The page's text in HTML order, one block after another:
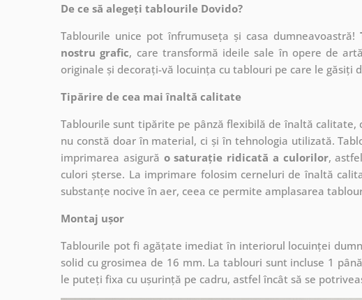
De ce să alegeți tablourile Dovido?
Tablourile unice pot înfrumuseța și casa dumneavoastră!
nostru grafic, care transformă ideile sale în opere de
originale și decorați-vă locuința cu tablouri pe care le găsiți
Tipărire de cea mai înaltă calitate
Tablourile sunt tipărite pe pânză flexibilă de înaltă calitate,
nu constă doar în material, ci și în tehnologia utilizată.
imprimarea asigură o saturație ridicată a culorilor,
culori șterse. La imprimare folosim cerneluri de înaltă
substanțe nocive în aer, ceea ce permite amplasarea
Montaj ușor
Tablourile pot fi agățate imediat în interiorul locuinței
solid cu grosimea de 16 mm. La tablouri sunt incluse 1
le puteți fixa cu ușurință pe cadru, astfel încât să se